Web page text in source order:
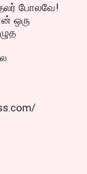
போலவே!
ஒரு